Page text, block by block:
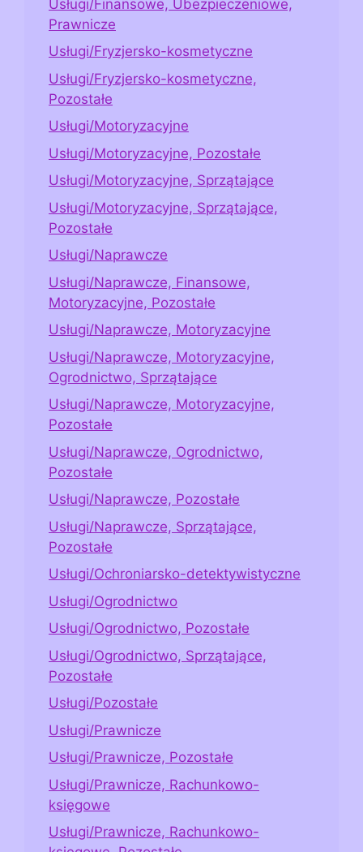
Usługi/Finansowe, Ubezpieczeniowe,
Prawnicze
Usługi/Fryzjersko-kosmetyczne
Usługi/Fryzjersko-kosmetyczne,
Pozostałe
Usługi/Motoryzacyjne
Usługi/Motoryzacyjne, Pozostałe
Usługi/Motoryzacyjne, Sprzątające
Usługi/Motoryzacyjne, Sprzątające,
Pozostałe
Usługi/Naprawcze
Usługi/Naprawcze, Finansowe,
Motoryzacyjne, Pozostałe
Usługi/Naprawcze, Motoryzacyjne
Usługi/Naprawcze, Motoryzacyjne,
Ogrodnictwo, Sprzątające
Usługi/Naprawcze, Motoryzacyjne,
Pozostałe
Usługi/Naprawcze, Ogrodnictwo,
Pozostałe
Usługi/Naprawcze, Pozostałe
Usługi/Naprawcze, Sprzątające,
Pozostałe
Usługi/Ochroniarsko-detektywistyczne
Usługi/Ogrodnictwo
Usługi/Ogrodnictwo, Pozostałe
Usługi/Ogrodnictwo, Sprzątające,
Pozostałe
Usługi/Pozostałe
Usługi/Prawnicze
Usługi/Prawnicze, Pozostałe
Usługi/Prawnicze, Rachunkowo-
księgowe
Usługi/Prawnicze, Rachunkowo-